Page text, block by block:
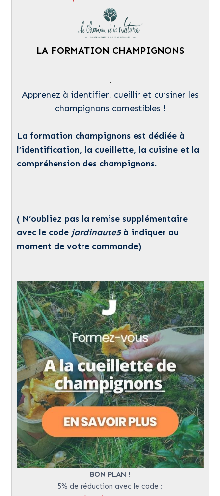
LA FORMATION CHAMPIGNONS
.
Apprenez à identifier, cueillir et cuisiner les
champignons comestibles !
La formation champignons est dédiée à
l’identification, la cueillette, la cuisine et la
compréhension des champignons.
( N’oubliez pas la remise supplémentaire
avec le code jardinaute5à indiquer au
moment de votre commande)
BON PLAN !
5% de réduction avec le code :